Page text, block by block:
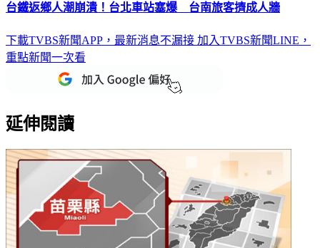
台鐵返鄉人潮崩潰！台北車站塞爆 台南旅客擠成人牆
下載TVBS新聞APP，最新消息不漏接 加入TVBS新聞LINE，
重點新聞一次看
延伸閱讀